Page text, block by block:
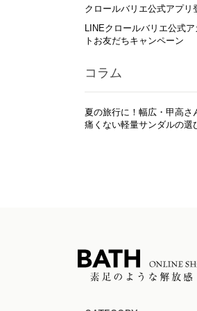
クロールバリエ公式アプリ
LINEクロールバリエ公式ア
トお友だちキャンペーン
コラム
夏の旅行に！幅広・甲高さ
痛くない軽量サンダルの選